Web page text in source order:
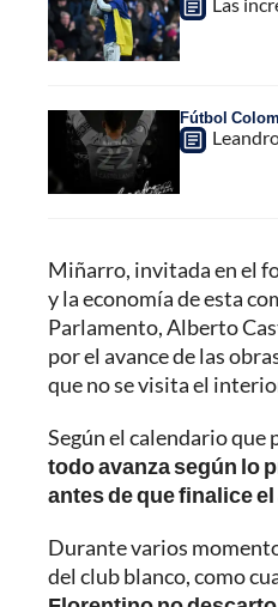
Fútbol
Miñarro, invitada en el
y la economía de esta
Parlamento, Alberto
por el avance de las
que no se visita el
Según el calendario
todo avanza según lo
antes de que finalice el
Durante varios
del club blanco, como